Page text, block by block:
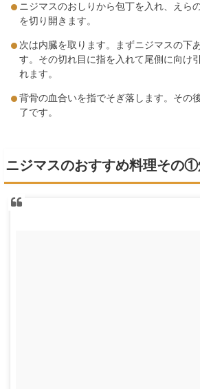
ニジマスのおしりから包丁を入れ、えら
を切り開きます。
次は内臓を取ります。まずニジマスの下
す。その切れ目に指を入れて尾側に向け
れます。
背骨の血合いを指でそぎ落します。その
了です。
ニジマスのおすすめ料理その